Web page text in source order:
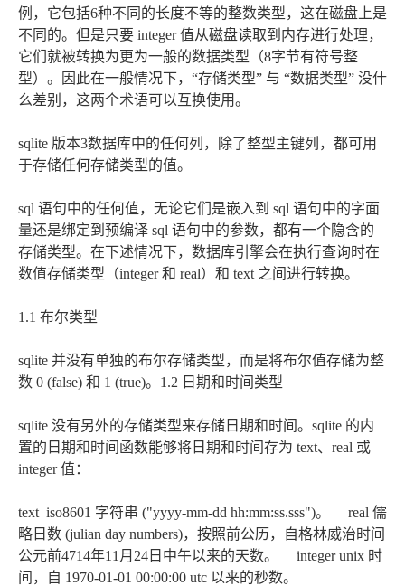
例，它包括6种不同的长度不等的整数类型，这在磁盘上是
不同的。但是只要 integer 值从磁盘读取到内存进行处理，
它们就被转换为更为一般的数据类型（8字节有符号整
型）。因此在一般情况下，“存储类型” 与 “数据类型” 没什
么差别，这两个术语可以互换使用。
sqlite 版本3数据库中的任何列，除了整型主键列，都可用
于存储任何存储类型的值。
sql 语句中的任何值，无论它们是嵌入到 sql 语句中的字面
量还是绑定到预编译 sql 语句中的参数，都有一个隐含的
存储类型。在下述情况下，数据库引擎会在执行查询时在
数值存储类型（integer 和 real）和 text 之间进行转换。
1.1 布尔类型
sqlite 并没有单独的布尔存储类型，而是将布尔值存储为整
数 0 (false) 和 1 (true)。1.2 日期和时间类型
sqlite 没有另外的存储类型来存储日期和时间。sqlite 的内
置的日期和时间函数能够将日期和时间存为 text、real 或
integer 值：
text iso8601 字符串 ("yyyy-mm-dd hh:mm:ss.sss")。 real 儒
略日数 (julian day numbers)，按照前公历，自格林威治时间
公元前4714年11月24日中午以来的天数。 integer unix 时
间，自 1970-01-01 00:00:00 utc 以来的秒数。